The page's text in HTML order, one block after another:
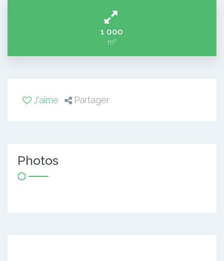
1 000
m²
J'aime Partager
Photos